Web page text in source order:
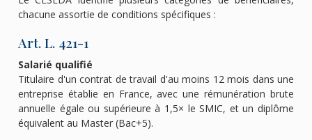
chacune assortie de conditions spécifiques :
Art. L. 421-1
Salarié qualifié
Titulaire d'un contrat de travail d'au moins 12 mois dans une
entreprise établie en France, avec une rémunération brute
annuelle égale ou supérieure à 1,5× le SMIC, et un diplôme
équivalent au Master (Bac+5).